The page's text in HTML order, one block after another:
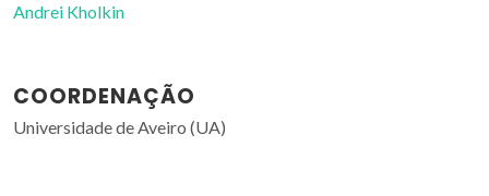
Andrei Kholkin
COORDENAÇÃO
Universidade de Aveiro (UA)